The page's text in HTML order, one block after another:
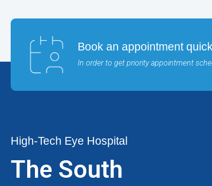
Book an appointment
In order to get priority appointment
High-Tech Eye Hospital
The South